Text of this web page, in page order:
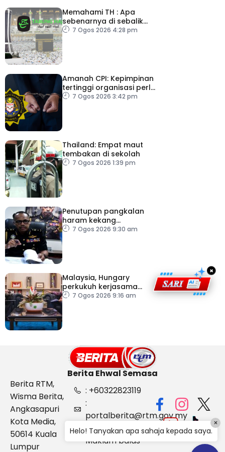
Memahami TH : Apa
sebenarnya di sebalik
angka
7 Ogos 2026 4:28 pm
Amanah CPI: Kepimpinan
tertinggi organisasi perlu
pacu reformasi radikal
7 Ogos 2026 3:42 pm
Thailand: Empat maut
tembakan di sekolah
7 Ogos 2026 1:39 pm
Penutupan pangkalan
haram kekang
penyeludupan di
7 Ogos 2026 9:30 am
Malaysia, Hungary
perkukuh kerjasama
sektor pertanian
7 Ogos 2026 9:16 am
×
Berita Ehwal Semasa
Berita RTM,
Wisma Berita,
Angkasapuri
Kota Media,
50614 Kuala
Lumpur
: +60322823119
:
portalberita@rtm.gov.my
: Aduan &
Maklum balas
Helo! Tanyakan apa sahaja kepada saya.
×